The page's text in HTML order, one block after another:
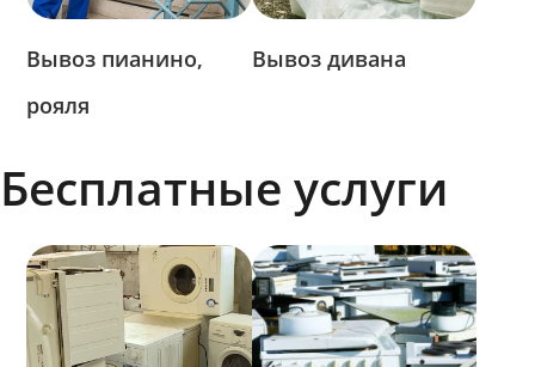
Вывоз пианино,
рояля
Вывоз дивана
Бесплатные услуги